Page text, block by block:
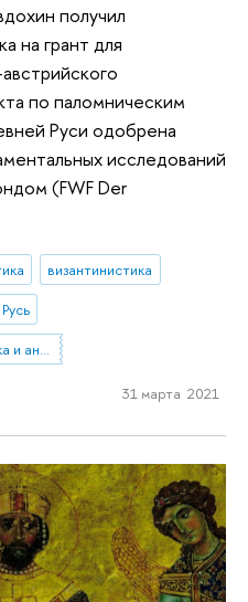
получил
на грант для
по паломническим
Руси одобрена
исследований
(FWF Der
византинистика
Институт классического Востока и античности
31 марта 2021